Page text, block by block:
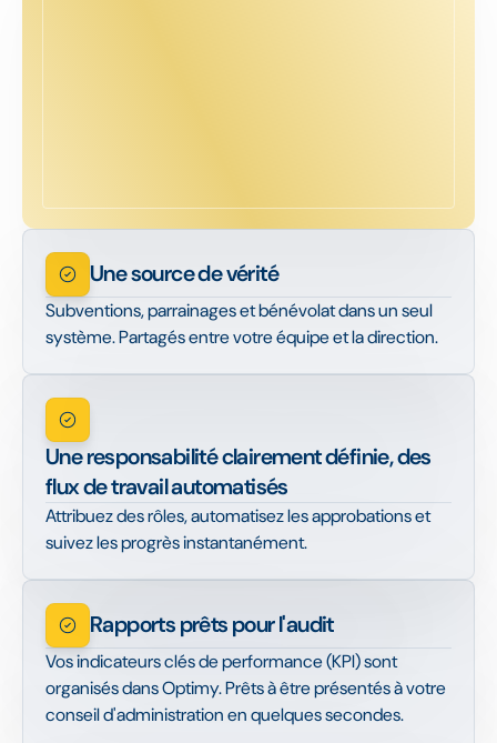
Une source de vérité
Subventions, parrainages et bénévolat dans un seul
système. Partagés entre votre équipe et la direction.
Une responsabilité clairement définie, des
flux de travail automatisés
Attribuez des rôles, automatisez les approbations et
suivez les progrès instantanément.
Rapports prêts pour l'audit
Vos indicateurs clés de performance (KPI) sont
organisés dans Optimy. Prêts à être présentés à votre
conseil d'administration en quelques secondes.